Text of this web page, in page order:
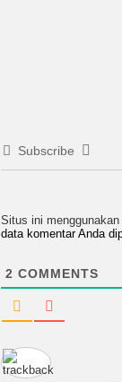
Subscribe
Situs ini
data komentar Anda
2 COMMENTS